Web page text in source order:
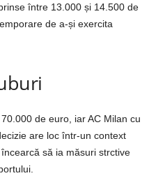
între 13.000 și 14.500 de
de a-și exercita
de euro, iar AC Milan cu
are loc într-un context
să ia măsuri strctive